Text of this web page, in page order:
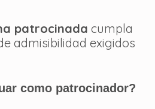
patrocinada cumpla
admisibilidad exigidos
como patrocinador?